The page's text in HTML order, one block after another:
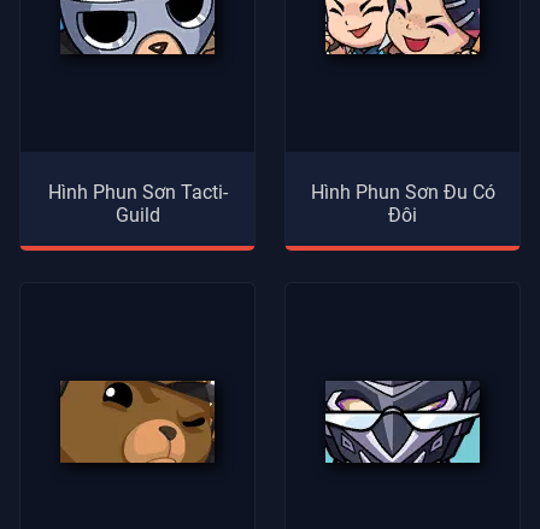
Hình Phun Sơn Tacti-
Guild
Hình Phun Sơn Đu Có
Đôi